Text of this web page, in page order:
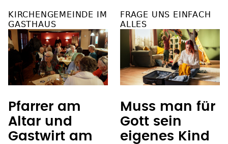
KIRCHENGEMEINDE IM
GASTHAUS
Pfarrer am
Altar und
Gastwirt am
FRAGE UNS EINFACH
ALLES
Muss man für
Gott sein
eigenes Kind